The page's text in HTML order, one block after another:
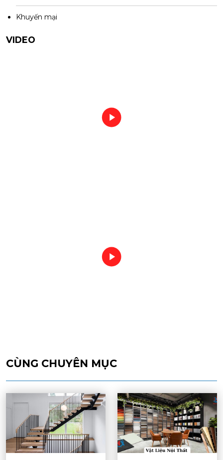
Khuyến mại
VIDEO
CÙNG CHUYÊN MỤC